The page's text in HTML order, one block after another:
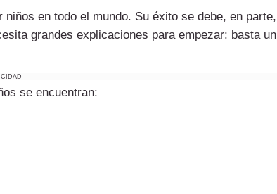
en todo el mundo. Su éxito se debe, en parte,
grandes explicaciones para empezar: basta un
se encuentran: